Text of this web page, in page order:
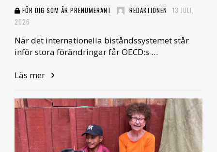
FÖR DIG SOM ÄR PRENUMERANT REDAKTIONEN 13 JULI,
2026
När det internationella biståndssystemet står
inför stora förändringar får OECD:s …
Läs mer